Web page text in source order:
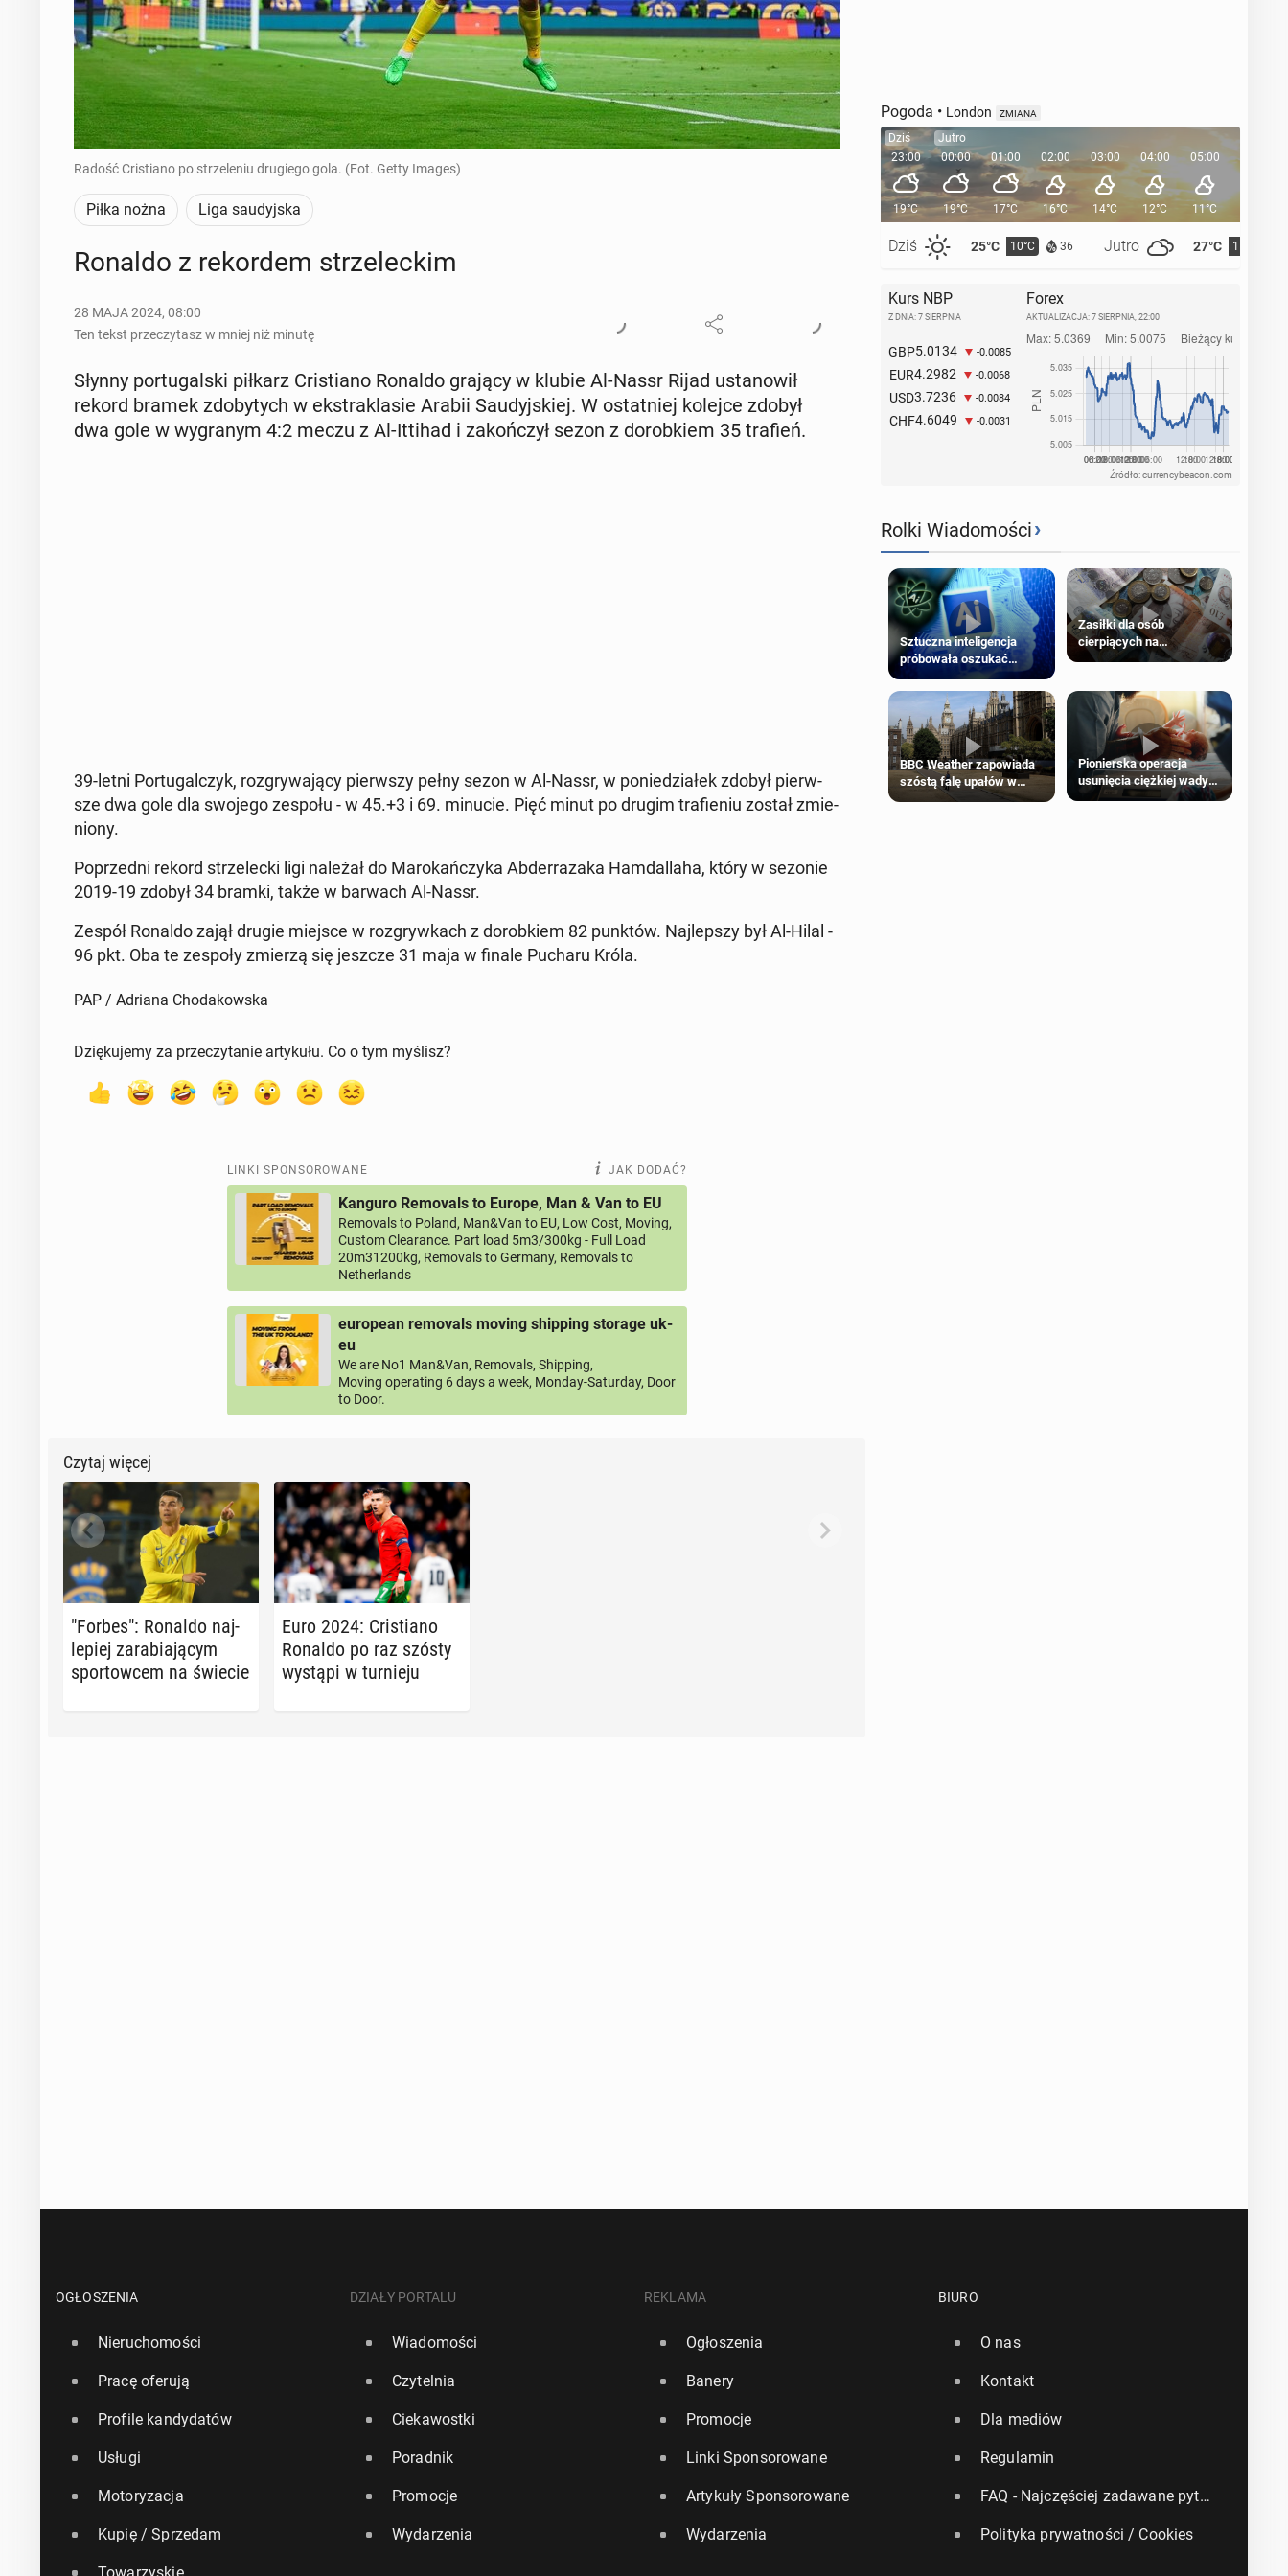
Radość Cristiano po strzeleniu drugiego gola. (Fot. Getty Images)
Piłka nożna Liga saudyjska
Ronaldo z re­kor­dem strze­lec­kim
28 MAJA 2024, 08:00
Ten tekst przeczytasz w mniej niż minutę
Słynny por­tu­gal­ski piłkarz Cri­stia­no Ronaldo grający w klubie Al-Nassr Rijad usta­no­wił
rekord bramek zdo­by­tych w eks­tra­kla­sie Arabii Sau­dyj­skiej. W ostat­niej kolejce zdobył
dwa gole w wy­gra­nym 4:2 meczu z Al-Ittihad i za­koń­czył sezon z do­rob­kiem 35 trafień.
39-letni Por­tu­gal­czyk, roz­gry­wa­ją­cy pierw­szy pełny sezon w Al-Nassr, w po­nie­dzia­łek zdobył pierw­
sze dwa gole dla swojego zespołu - w 45.+3 i 69. minucie. Pięć minut po drugim tra­fie­niu został zmie­
nio­ny.
Po­przed­ni rekord strze­lec­ki ligi należał do Ma­ro­kań­czy­ka Ab­der­ra­za­ka Ham­dal­la­ha, który w sezonie
2019-19 zdobył 34 bramki, także w barwach Al-Nassr.
Zespół Ronaldo zajął drugie miejsce w roz­gryw­kach z do­rob­kiem 82 punktów. Naj­lep­szy był Al-Hilal -
96 pkt. Oba te zespoły zmierzą się jeszcze 31 maja w finale Pucharu Króla.
PAP / Adriana Chodakowska
Dziękujemy za przeczytanie artykułu. Co o tym myślisz?
LINKI SPONSOROWANE JAK DODAĆ?
Kanguro Removals to Europe, Man & Van to EU
Removals to Poland, Man&Van to EU, Low Cost, Moving,
Custom Clearance. Part load 5m3/300kg - Full Load
20m31200kg, Removals to Germany, Removals to
Netherlands
european removals moving shipping storage uk-
eu
We are No1 Man&Van, Removals, Shipping,
Moving operating 6 days a week, Monday-Saturday, Door
to Door.
Czytaj więcej
"Forbes": Ronaldo naj­
le­piej za­ra­bia­ją­cym
spor­tow­cem na świecie
Euro 2024: Cri­stia­no
Ronaldo po raz szósty
wystąpi w tur­nie­ju
Pogoda • London ZMIANA
Dziś
23:00
19°C
Dziś 25°C 10°C 36 Jutro 27°C 11°C
Jutro
00:00
19°C
01:00
17°C
02:00
16°C
03:00
14°C
04:00
12°C
05:00
11°C
Kurs NBP
Z DNIA: 7 SIERPNIA
GBP5.0134 -0.0085
EUR4.2982 -0.0068
USD3.7236 -0.0084
CHF4.6049 -0.0031
Forex
AKTUALIZACJA: 7 SIERPNIA, 22:00
Źródło: currencybeacon.com
Rolki Wiadomości›
Sztuczna inteligencja
próbowała oszukać
człowieka
Zasiłki dla osób
cierpiących na
schorzenia psychiczne
BBC Weather zapowiada
szóstą falę upałów w
Londynie
Pionierska operacja
usunięcia ciężkiej wady
wrodzonej płodu w łonie
OGŁOSZENIA
Nieruchomości
Pracę oferują
Profile kandydatów
Usługi
Motoryzacja
Kupię / Sprzedam
DZIAŁY PORTALU
Wiadomości
Czytelnia
Ciekawostki
Poradnik
Promocje
Wydarzenia
REKLAMA
Ogłoszenia
Banery
Promocje
Linki Sponsorowane
Artykuły Sponsorowane
Wydarzenia
BIURO
O nas
Kontakt
Dla mediów
Regulamin
FAQ - Najczęściej zadawane pytania
Polityka prywatności / Cookies